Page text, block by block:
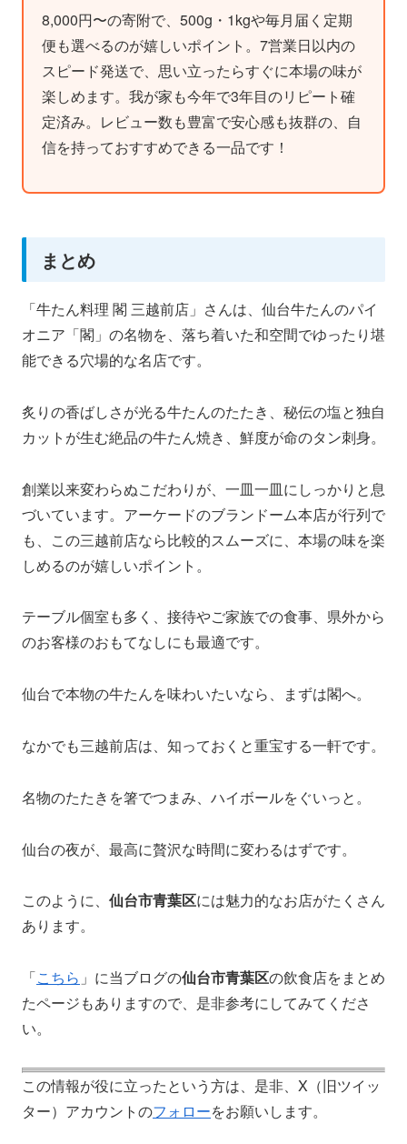
8,000円〜の寄附で、500g・1kgや毎月届く定期
便も選べるのが嬉しいポイント。7営業日以内の
スピード発送で、思い立ったらすぐに本場の味が
楽しめます。我が家も今年で3年目のリピート確
定済み。レビュー数も豊富で安心感も抜群の、自
信を持っておすすめできる一品です！
まとめ
「牛たん料理 閣 三越前店」さんは、仙台牛たんのパイ
オニア「閣」の名物を、落ち着いた和空間でゆったり堪
能できる穴場的な名店です。
炙りの香ばしさが光る牛たんのたたき、秘伝の塩と独自
カットが生む絶品の牛たん焼き、鮮度が命のタン刺身。
創業以来変わらぬこだわりが、一皿一皿にしっかりと息
づいています。アーケードのブランドーム本店が行列で
も、この三越前店なら比較的スムーズに、本場の味を楽
しめるのが嬉しいポイント。
テーブル個室も多く、接待やご家族での食事、県外から
のお客様のおもてなしにも最適です。
仙台で本物の牛たんを味わいたいなら、まずは閣へ。
なかでも三越前店は、知っておくと重宝する一軒です。
名物のたたきを箸でつまみ、ハイボールをぐいっと。
仙台の夜が、最高に贅沢な時間に変わるはずです。
このように、 仙台市青葉区には魅力的なお店がたくさん
あります。
「こちら 」に当ブログの仙台市青葉区の飲食店をまとめ
たページもありますので、是非参考にしてみてくださ
い。
この情報が役に立ったという方は、是非、X（旧ツイッ
ター）アカウントのフォローをお願いします。